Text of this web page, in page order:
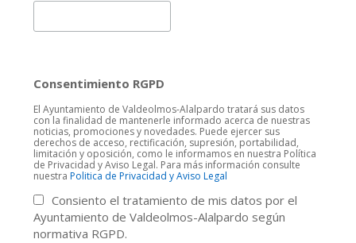
Consentimiento RGPD
El Ayuntamiento de Valdeolmos-Alalpardo tratará sus datos
con la finalidad de mantenerle informado acerca de nuestras
noticias, promociones y novedades. Puede ejercer sus
derechos de acceso, rectificación, supresión, portabilidad,
limitación y oposición, como le informamos en nuestra Política
de Privacidad y Aviso Legal. Para más información consulte
nuestra Politica de Privacidad y Aviso Legal
Consiento el tratamiento de mis datos por el
Ayuntamiento de Valdeolmos-Alalpardo según
normativa RGPD.